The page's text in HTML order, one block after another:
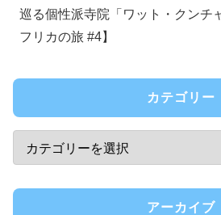
巡る個性派寺院「ワット・クンチ
フリカの旅 #4】
カテゴリー
アーカイブ